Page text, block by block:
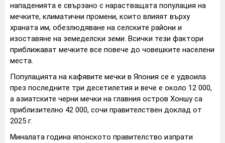
нападенията е свързано с нарастващата популация на
мечките, климатични промени, които влияят върху
храната им, обезлюдяване на селските райони и
изоставяне на земеделски земи. Всички тези фактори
приближават мечките все повече до човешките населени
места.
Популацията на кафявите мечки в Япония се е удвоила
през последните три десетилетия и вече е около 12 000,
а азиатските черни мечки на главния остров Хоншу са
приблизително 42 000, сочи правителствен доклад от
2025 г.
Миналата година японското правителство изпрати